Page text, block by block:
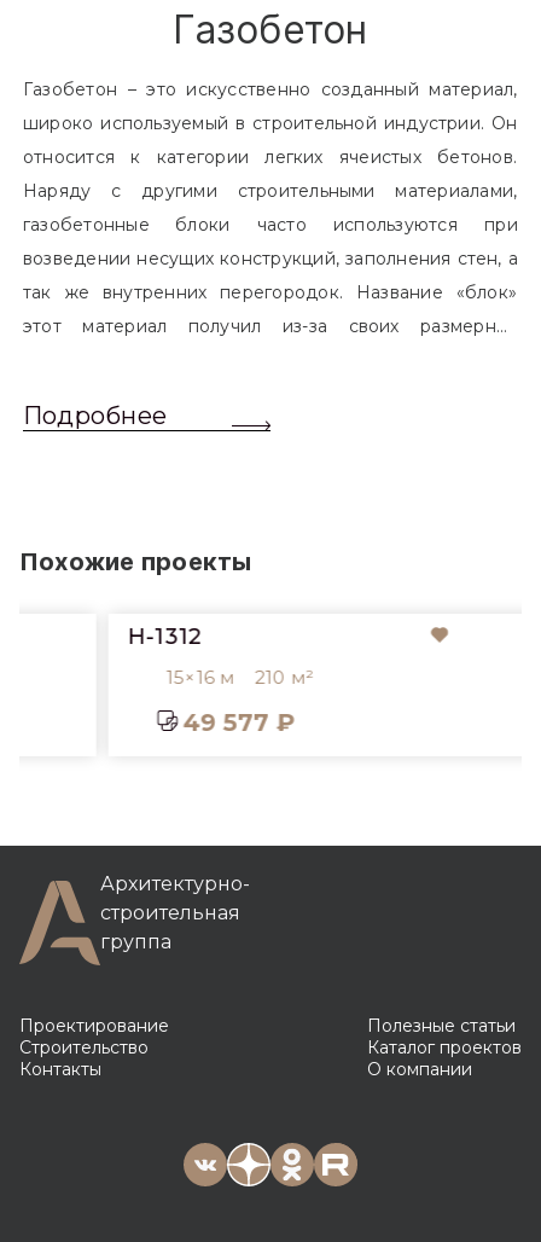
Газобетон
Газобетон – это искусственно созданный материал,
широко используемый в строительной индустрии. Он
относится к категории легких ячеистых бетонов.
Наряду с другими строительными материалами,
газобетонные блоки часто используются при
возведении несущих конструкций, заполнения стен, а
так же внутренних перегородок. Название «блок»
этот материал получил из-за своих размерных
обычный одинарный кирпич. Размер блоков различен
Подробнее
Похожие проекты
H-1312
15×16 м 210 м²
49 577 ₽
Архитектурно-
строительная
группа
Проектирование
Строительство
Контакты
Полезные статьи
Каталог проектов
О компании